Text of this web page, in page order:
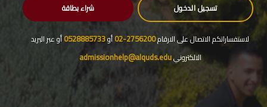
تسجيل الدخول شراء بطاقة
لاستفساراتكم الاتصال على الارقام2756200-02 أو
أو عبر البريد
الالكترونيadmissionhelp@alquds.edu